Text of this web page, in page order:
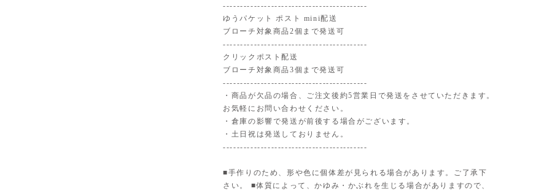
------------------------------------------
ゆうパケット ポスト mini配送
ブローチ対象商品2個まで発送可
------------------------------------------
クリックポスト配送
ブローチ対象商品3個まで発送可
------------------------------------------
・商品が欠品の場合、ご注文後約5営業日で発送をさせていただきます。
お気軽にお問い合わせください。
・倉庫の影響で発送が前後する場合がございます。
・土日祝は発送しておりません。
------------------------------------------
■手作りのため、形や色に個体差が見られる場合があります。ご了承下
さい。 ■体質によって、かゆみ・かぶれを生じる場合がありますので、